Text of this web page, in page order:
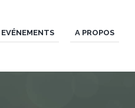
EVÉNEMENTS A PROPOS